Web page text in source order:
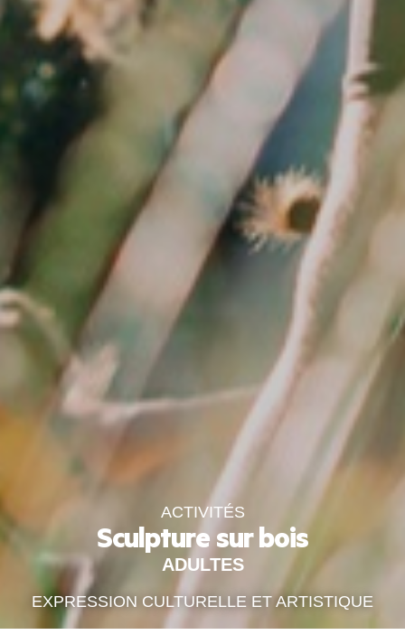
ACTIVITÉS
Sculpture sur bois
ADULTES
EXPRESSION CULTURELLE ET ARTISTIQUE